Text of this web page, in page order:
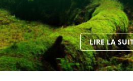
LIRE LA